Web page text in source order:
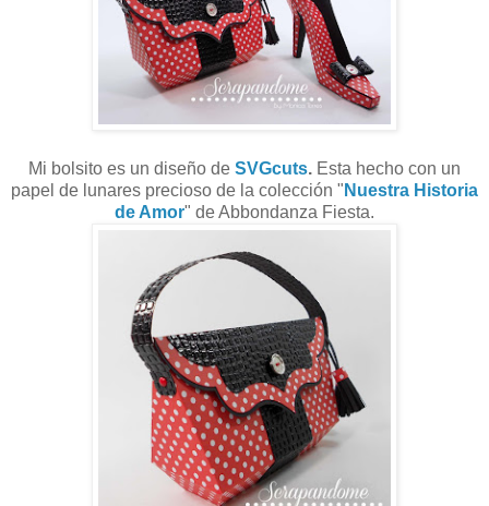
Mi bolsito es un diseño de SVGcuts. Esta hecho con un
papel de lunares precioso de la colección " Nuestra Historia
de Amor" de Abbondanza Fiesta.